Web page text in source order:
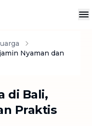
Nyaman dan
di Bali,
Praktis